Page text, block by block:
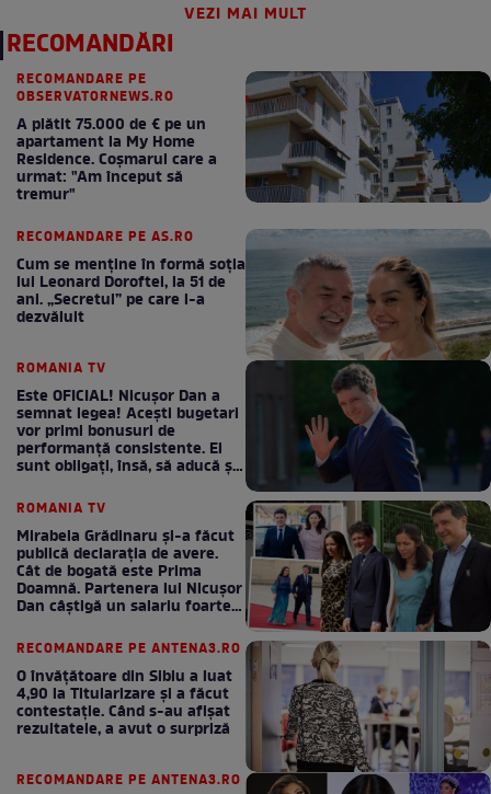
VEZI MAI MULT
RECOMANDĂRI
RECOMANDARE PE
OBSERVATORNEWS.RO
A plătit 75.000 de € pe un
apartament la My Home
Residence. Coşmarul care a
urmat: "Am început să
tremur"
RECOMANDARE PE AS.RO
Cum se menţine în formă soţia
lui Leonard Doroftei, la 51 de
ani. „Secretul” pe care l-a
dezvăluit
ROMANIA TV
Este OFICIAL! Nicușor Dan a
semnat legea! Acești bugetari
vor primi bonusuri de
performanță consistente. Ei
sunt obligați, însă, să aducă și
ROMANIA TV
Mirabela Grădinaru și-a făcut
publică declarația de avere.
Cât de bogată este Prima
Doamnă. Partenera lui Nicușor
Dan câștigă un salariu foarte
RECOMANDARE PE ANTENA3.RO
O învățătoare din Sibiu a luat
4,90 la Titularizare și a făcut
contestație. Când s-au afișat
rezultatele, a avut o surpriză
RECOMANDARE PE ANTENA3.RO